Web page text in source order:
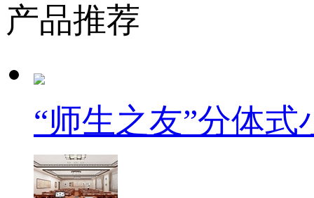
产品推荐
“师生之友”分体